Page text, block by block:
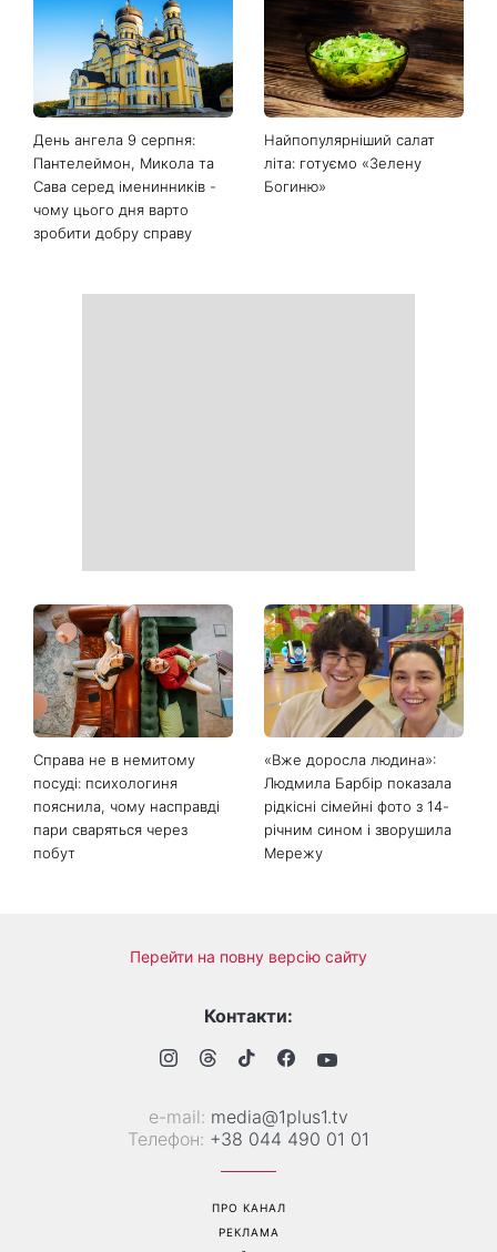
День ангела 9 серпня:
Пантелеймон, Микола та
Сава серед іменинників -
чому цього дня варто
зробити добру справу
Найпопулярніший салат
літа: готуємо «Зелену
Богиню»
Справа не в немитому
посуді: психологиня
пояснила, чому насправді
пари сваряться через
побут
«Вже доросла людина»:
Людмила Барбір показала
рідкісні сімейні фото з 14-
річним сином і зворушила
Мережу
Перейти на повну версію сайту
Контакти:
е-mail: media@1plus1.tv
Телефон: +38 044 490 01 01
ПРО КАНАЛ
РЕКЛАМА